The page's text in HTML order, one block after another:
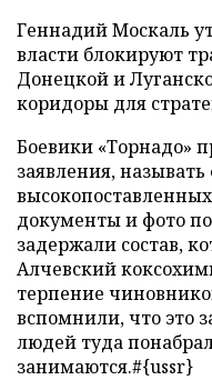
Геннадий Москаль
власти блокируют
Донецкой и
коридоры для
Боевики «Торнадо»
заявления,
документы и фото
задержали состав,
Алчевский
терпение
вспомнили, что это
людей туда
занимаются.#{ussr}